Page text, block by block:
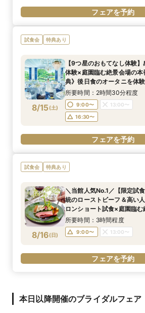
フェアを予約
試食会 特典あり
8/15(土)
【9つ星のおもてなし体験
体験×庭園臨む絶景会場の
典》後日食のオータニを体
チビュッフェ』ご招待
所要時間：2時間30分程度
9:00〜
13:00〜
16:30〜
フェアを予約
試食会 特典あり
8/16(日)
＼当館人気No.1／【限定試
統のローストビーフ＆高い
ロンショート試食×庭園臨
メージ膨らむチャペル入場体
所要時間：3時間程度
9:00〜 13:00〜
フェアを予約
本日以降開催のブライダルフェア